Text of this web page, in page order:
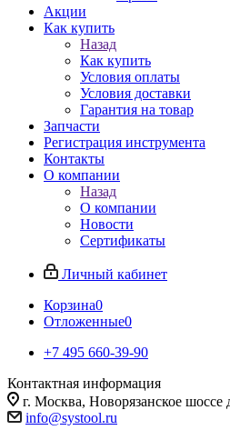
Акции
Как купить
Назад
Как купить
Условия оплаты
Условия доставки
Гарантия на товар
Запчасти
Регистрация инструмента
Контакты
О компании
Назад
О компании
Новости
Сертификаты
Личный кабинет
Корзина0
Отложенные0
+7 495 660-39-90
Контактная информация
г. Москва, Новорязанское шоссе
info@systool.ru